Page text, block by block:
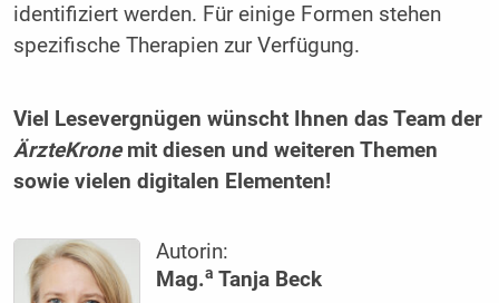
identifiziert werden. Für einige Formen stehen
spezifische Therapien zur Verfügung.
Viel Lesevergnügen wünscht Ihnen das Team der
ÄrzteKronemit diesen und weiteren Themen
sowie vielen digitalen Elementen!
Autorin:
Mag.a Tanja Beck